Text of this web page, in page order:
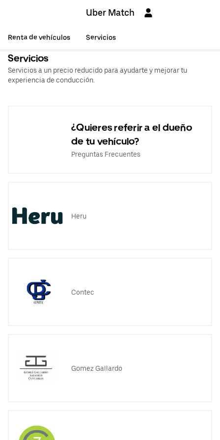
Uber Match
Renta de vehículos Servicios
Servicios
Servicios a un precio reducido para ayudarte y mejorar tu
experiencia de conducción.
¿Quieres referir a el dueño
de tu vehículo?
Preguntas Frecuentes
Heru
Contec
Gomez Gallardo